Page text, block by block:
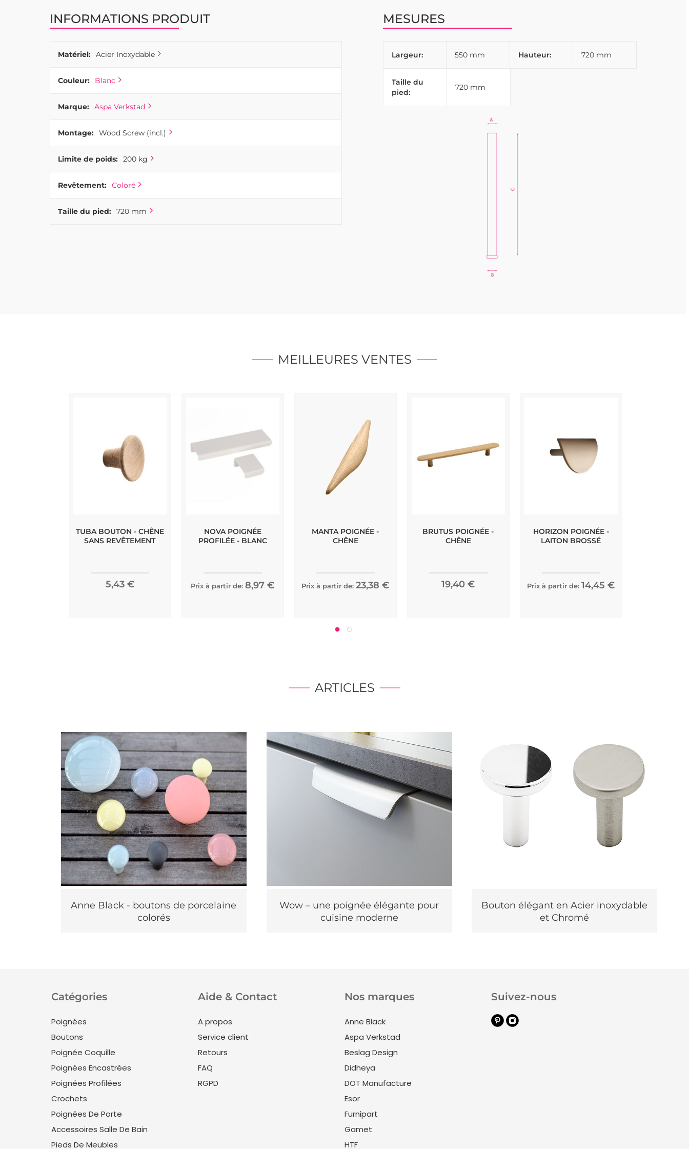
d’images
INFORMATIONS PRODUIT
Matériel: Acier Inoxydable
Couleur: Blanc
Marque: Aspa Verkstad
Montage: Wood Screw (incl.)
Limite de poids: 200 kg
Revêtement: Coloré
Taille du pied: 720 mm
MESURES
Largeur: 550 mm Hauteur: 720 mm
Taille du
pied:
720 mm
MEILLEURES VENTES
TUBA BOUTON - CHÊNE
SANS REVÊTEMENT
5,43 €
NOVA POIGNÉE
PROFILÉE - BLANC
Prix à partir de: 8,97 €
MANTA POIGNÉE -
CHÊNE
Prix à partir de: 23,38 €
BRUTUS POIGNÉE -
CHÊNE
19,40 €
HORIZON POIGNÉE -
LAITON BROSSÉ
Prix à partir de: 14,45 €
ARTICLES
Anne Black - boutons de porcelaine
colorés
Wow – une poignée élégante pour
cuisine moderne
Bouton élégant en Acier inoxydable
et Chromé
Catégories
Poignées
Boutons
Poignée Coquille
Poignées Encastrées
Poignées Profilées
Crochets
Poignées De Porte
Accessoires Salle De Bain
Pieds De Meubles
Aide & Contact
A propos
Service client
Retours
FAQ
RGPD
Nos marques
Anne Black
Aspa Verkstad
Beslag Design
Didheya
DOT Manufacture
Esor
Furnipart
Gamet
HTF
Suivez-nous